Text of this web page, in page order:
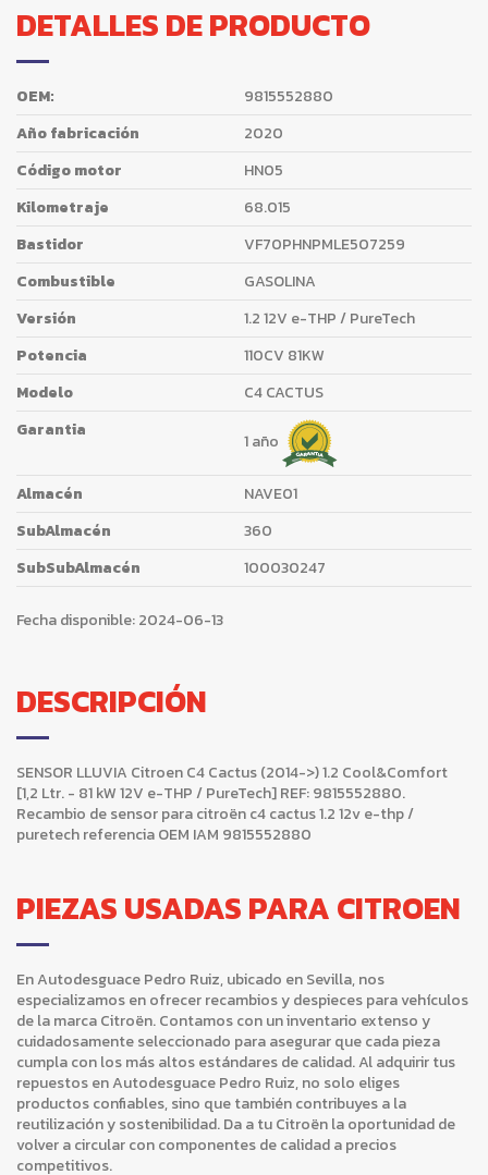
DETALLES DE PRODUCTO
OEM:
9815552880
Año fabricación
2020
Código motor
HN05
Kilometraje
68.015
Bastidor
VF70PHNPMLE507259
Combustible
GASOLINA
Versión
1.2 12V e-THP / PureTech
Potencia
110CV 81KW
Modelo
C4 CACTUS
Garantia
1 año
Almacén
NAVE01
SubAlmacén
360
SubSubAlmacén
100030247
Fecha disponible:2024-06-13
DESCRIPCIÓN
SENSOR LLUVIA Citroen C4 Cactus (2014->) 1.2 Cool&Comfort
[1,2 Ltr. - 81 kW 12V e-THP / PureTech] REF: 9815552880.
Recambio de sensor para citroën c4 cactus 1.2 12v e-thp /
puretech referencia OEM IAM 9815552880
PIEZAS USADAS PARA CITROEN
En Autodesguace Pedro Ruiz, ubicado en Sevilla, nos
especializamos en ofrecer recambios y despieces para vehículos
de la marca Citroën. Contamos con un inventario extenso y
cuidadosamente seleccionado para asegurar que cada pieza
cumpla con los más altos estándares de calidad. Al adquirir tus
repuestos en Autodesguace Pedro Ruiz, no solo eliges
productos confiables, sino que también contribuyes a la
reutilización y sostenibilidad. Da a tu Citroën la oportunidad de
volver a circular con componentes de calidad a precios
competitivos.